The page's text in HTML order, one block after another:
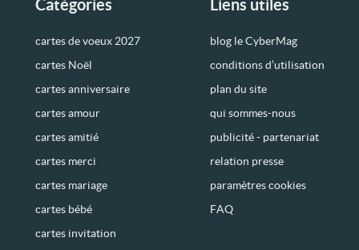
Catégories
cartes de voeux 2027
cartes Noël
cartes anniversaire
cartes amour
cartes amitié
cartes merci
cartes mariage
cartes bébé
cartes invitation
Liens utiles
blog le CyberMag
conditions d’utilisation
plan du site
qui sommes-nous
publicité - partenariat
relation presse
paramètres cookies
FAQ